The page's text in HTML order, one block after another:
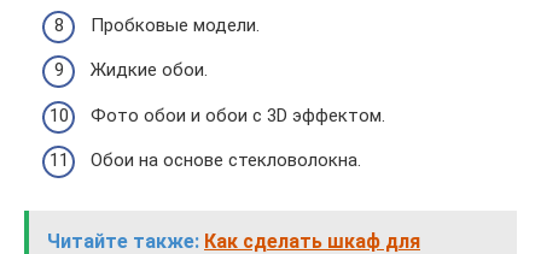
Пробковые модели.
Жидкие обои.
Фото обои и обои с 3D эффектом.
Обои на основе стекловолокна.
Читайте также: Как сделать шкаф для